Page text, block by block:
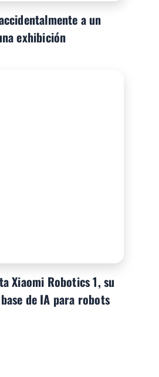
a un
exhibición
Xiaomi Robotics 1, su
de IA para robots